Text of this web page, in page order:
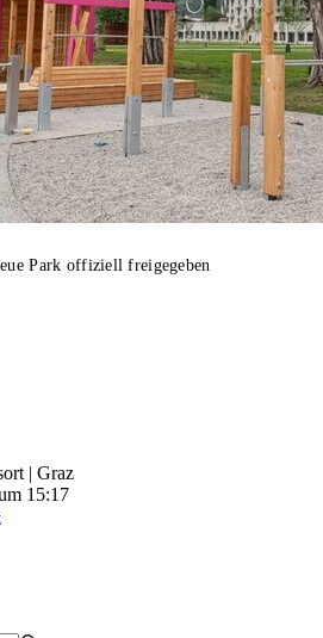
Park offiziell freigegeben
| Graz
15:17